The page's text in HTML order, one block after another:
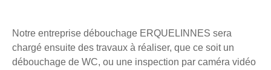
Notre entreprise débouchage ERQUELINNES sera
chargé ensuite des travaux à réaliser, que ce soit un
débouchage de WC, ou une inspection par caméra vidéo